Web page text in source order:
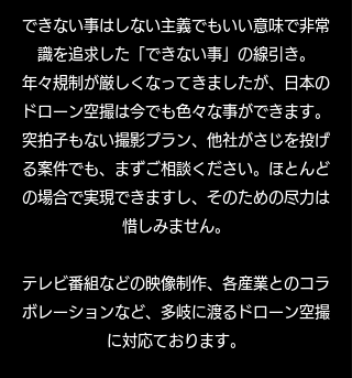
できない事はしない主義でもいい意味で非常
識を追求した「できない事」の線引き。
年々規制が厳しくなってきましたが、日本の
ドローン空撮は今でも色々な事ができます。
突拍子もない撮影プラン、他社がさじを投げ
る案件でも、まずご相談ください。ほとんど
の場合で実現できますし、そのための尽力は
惜しみません。
テレビ番組などの映像制作、各産業とのコラ
ボレーションなど、多岐に渡るドローン空撮
に対応ております。